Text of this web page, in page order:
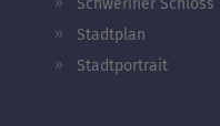
Schweriner Schloss
Stadtplan
Stadtportrait